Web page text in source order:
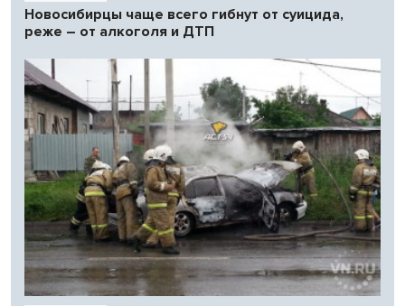
Новосибирцы чаще всего гибнут от суицида,
реже – от алкоголя и ДТП